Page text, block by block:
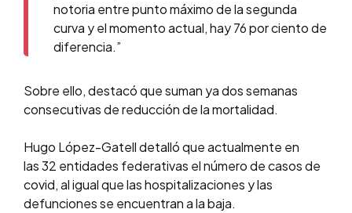
notoria entre punto máximo de la segunda
curva y el momento actual, hay 76 por ciento de
diferencia.”
Sobre ello, destacó que suman ya dos semanas
consecutivas de reducción de la mortalidad.
Hugo López-Gatell detalló que actualmente en
las 32 entidades federativas el número de casos de
covid, al igual que las hospitalizaciones y las
defunciones se encuentran a la baja.